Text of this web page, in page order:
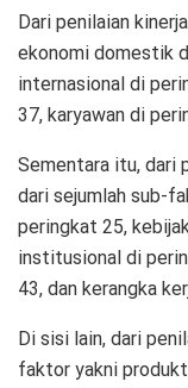
Dari penilaian
ekonomi domestik
internasional di
37, karyawan di
Sementara itu, dari
dari sejumlah sub-
peringkat 25,
institusional di
43, dan kerangka
Di sisi lain, dari
faktor yakni